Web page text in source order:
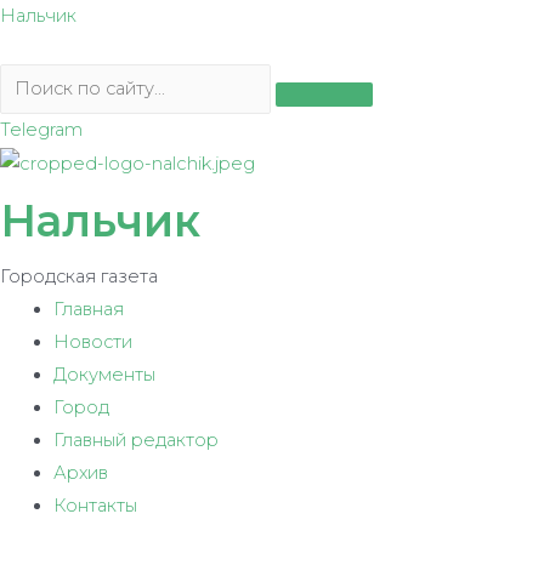
Перейти
содержимому
Нальчик
Telegram
Нальчик
Городская газета
Главная
Новости
Документы
Город
Главный редактор
Архив
Контакты